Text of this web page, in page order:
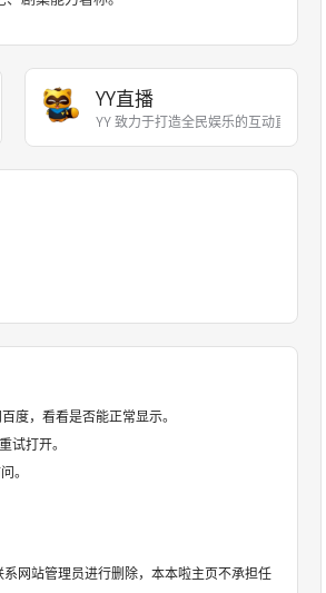
游戏直播，201
YY直播
YY 致力于打造全民娱乐的互动直播平
度，看看是否能正常显示。
试打开。
。
网站管理员进行删除，本本啦主页不承担任